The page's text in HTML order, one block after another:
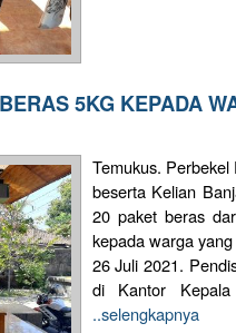
5KG KEPADA
Temukus.
beserta Kelian
20 paket beras
kepada warga
26 Juli 2021.
di Kantor
..selengkapnya